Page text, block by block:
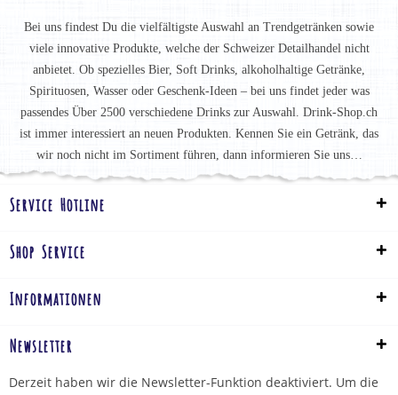
Bei uns findest Du die vielfältigste Auswahl an Trendgetränken sowie
viele innovative Produkte, welche der Schweizer Detailhandel nicht
anbietet. Ob spezielles Bier, Soft Drinks, alkoholhaltige Getränke,
Spirituosen, Wasser oder Geschenk-Ideen – bei uns findet jeder was
passendes Über 2500 verschiedene Drinks zur Auswahl. Drink-Shop.ch
ist immer interessiert an neuen Produkten. Kennen Sie ein Getränk, das
wir noch nicht im Sortiment führen, dann informieren Sie uns…
Service Hotline
Shop Service
Informationen
Newsletter
Derzeit haben wir die Newsletter-Funktion deaktiviert. Um die